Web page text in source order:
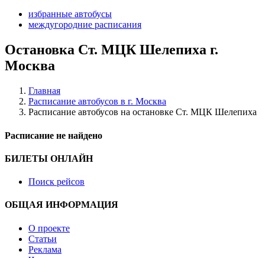
избранные автобусы
междугородние расписания
Остановка Ст. МЦК Шелепиха г.
Москва
Главная
Расписание автобусов в г. Москва
Расписание автобусов на остановке Ст. МЦК Шелепиха
Расписание не найдено
БИЛЕТЫ ОНЛАЙН
Поиск рейсов
ОБЩАЯ ИНФОРМАЦИЯ
О проекте
Статьи
Реклама